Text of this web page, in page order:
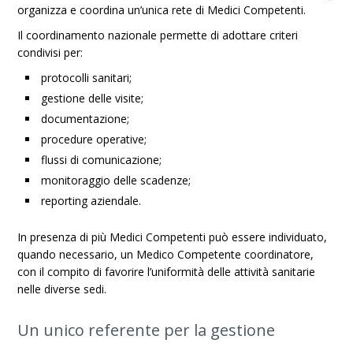
organizza e coordina un’unica rete di Medici Competenti.
Il coordinamento nazionale permette di adottare criteri
condivisi per:
protocolli sanitari;
gestione delle visite;
documentazione;
procedure operative;
flussi di comunicazione;
monitoraggio delle scadenze;
reporting aziendale.
In presenza di più Medici Competenti può essere individuato,
quando necessario, un Medico Competente coordinatore,
con il compito di favorire l’uniformità delle attività sanitarie
nelle diverse sedi.
Un unico referente per la gestione